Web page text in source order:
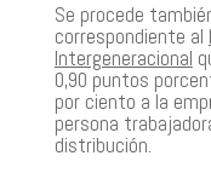
Se procede
correspondiente al
Intergeneracional
0,90 puntos
por ciento a la
persona
distribución.